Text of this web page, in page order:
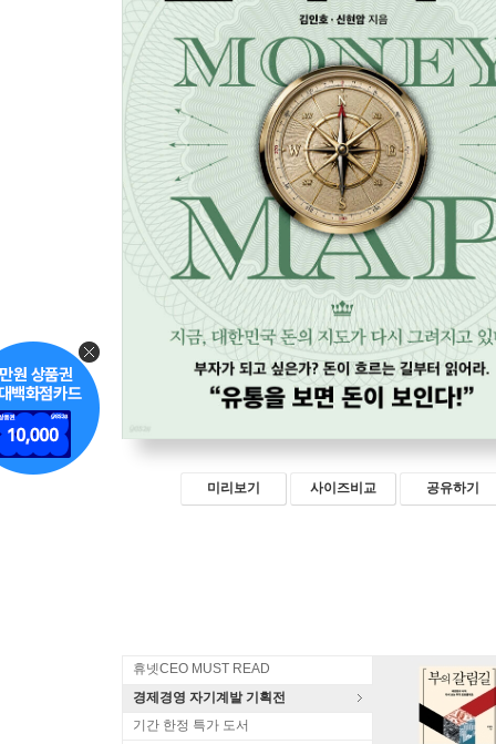
미리보기 사이즈비교 공유하기
휴넷CEO MUST READ
경제경영 자기계발 기획전
기간 한정 특가 도서